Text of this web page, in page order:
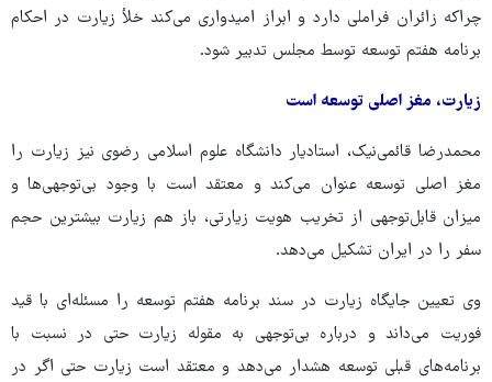
چراکه زائران فراملی دارد و ابراز امیدواری می‌کند خلأ زیارت در احکام
برنامه هفتم توسعه توسط مجلس تدبیر شود.
زیارت، مغز اصلی توسعه است
محمدرضا قائمی‌نیک، استادیار دانشگاه علوم اسلامی رضوی نیز زیارت را
مغز اصلی توسعه عنوان می‌کند و معتقد است با وجود بی‌توجهی‌ها و
میزان قابل‌توجهی از تخریب هویت زیارتی، باز هم زیارت بیشترین حجم
سفر را در ایران تشکیل می‌دهد.
وی تعیین جایگاه زیارت در سند برنامه هفتم توسعه را مسئله‌ای با قید
فوریت می‌داند و درباره بی‌توجهی به مقوله زیارت حتی در نسبت با
برنامه‌های قبلی توسعه هشدار می‌دهد و معتقد است زیارت حتی اگر در